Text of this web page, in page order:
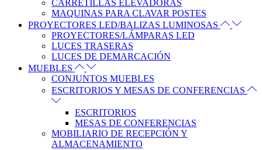
CARRETILLAS ELEVADORAS
MAQUINAS PARA CLAVAR POSTES
PROYECTORES LED/BALIZAS LUMINOSAS
PROYECTORES/LÁMPARAS LED
LUCES TRASERAS
LUCES DE DEMARCACIÓN
MUEBLES
CONJUNTOS MUEBLES
ESCRITORIOS Y MESAS DE CONFERENCIAS
ESCRITORIOS
MESAS DE CONFERENCIAS
MOBILIARIO DE RECEPCIÓN Y
ALMACENAMIENTO